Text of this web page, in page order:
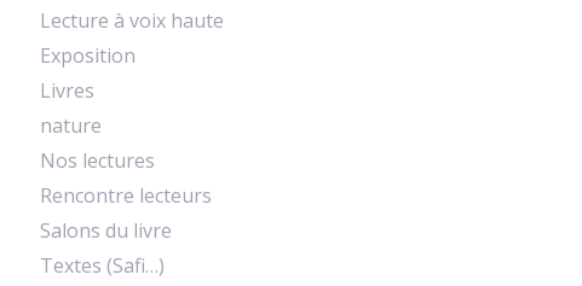
Lecture à voix haute
Exposition
Livres
nature
Nos lectures
Rencontre lecteurs
Salons du livre
Textes (Safi…)